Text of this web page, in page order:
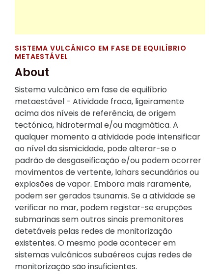
SISTEMA VULCÂNICO EM FASE DE EQUILÍBRIO
METAESTÁVEL
About
Sistema vulcânico em fase de equilíbrio
metaestável - Atividade fraca, ligeiramente
acima dos níveis de referência, de origem
tectónica, hidrotermal e/ou magmática. A
qualquer momento a atividade pode intensificar
ao nível da sismicidade, pode alterar-se o
padrão de desgaseificação e/ou podem ocorrer
movimentos de vertente, lahars secundários ou
explosões de vapor. Embora mais raramente,
podem ser gerados tsunamis. Se a atividade se
verificar no mar, podem registar-se erupções
submarinas sem outros sinais premonitores
detetáveis pelas redes de monitorização
existentes. O mesmo pode acontecer em
sistemas vulcânicos subaéreos cujas redes de
monitorização são insuficientes.